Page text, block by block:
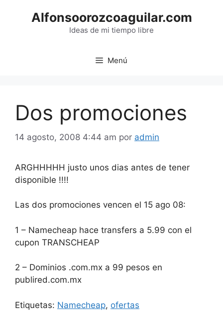
Alfonsoorozcoaguilar.com
Ideas de mi tiempo libre
Menú
Dos promociones
14 agosto, 2008 4:44 am por admin
ARGHHHHH justo unos dias antes de tener
disponible !!!!
Las dos promociones vencen el 15 ago 08:
1 – Namecheap hace transfers a 5.99 con el
cupon TRANSCHEAP
2 – Dominios .com.mx a 99 pesos en
publired.com.mx
Etiquetas: Namecheap, ofertas